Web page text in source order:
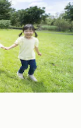
ろん、会社敷地内の
ができます！
候でも子どもたちは